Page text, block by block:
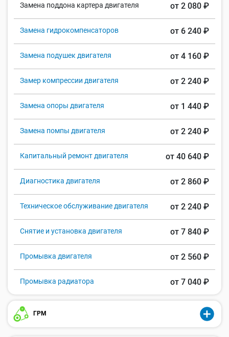
Замена поддона картера двигателя от 2 080 ₽
Замена гидрокомпенсаторов от 6 240 ₽
Замена подушек двигателя от 4 160 ₽
Замер компрессии двигателя от 2 240 ₽
Замена опоры двигателя от 1 440 ₽
Замена помпы двигателя от 2 240 ₽
Капитальный ремонт двигателя от 40 640 ₽
Диагностика двигателя от 2 860 ₽
Техническое обслуживание двигателя от 2 240 ₽
Снятие и установка двигателя от 7 840 ₽
Промывка двигателя от 2 560 ₽
Промывка радиатора от 7 040 ₽
ГРМ